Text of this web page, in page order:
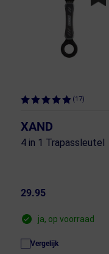
(17)
XAND
4 in 1 Trapassleutel
29.95
ja, op voorraad
Vergelijk